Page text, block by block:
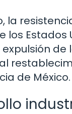
la
los Estados
de
de México.